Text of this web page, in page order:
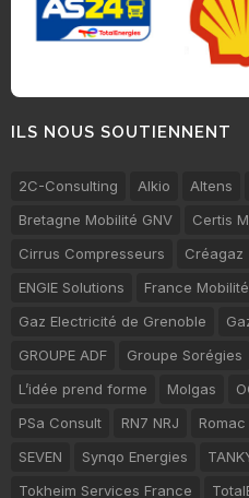
ILS NOUS SOUTIENNENT
2C-Consulting Alkio Altens
Bretagne Mobilité GNV
Certis
Cirrus Compresseurs
Créagaz
ENGIE Solutions
France
Gaz Electricité de Grenoble
GROUPE ADF
Groupe Sorégies
L’idée prend forme
Molgas
PSa Consult
RN7 NRJ
SEVEN
Synqo Energies
Tokheim Services France